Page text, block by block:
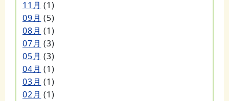
11月 (1)
09月 (5)
08月 (1)
07月 (3)
05月 (3)
04月 (1)
03月 (1)
02月 (1)